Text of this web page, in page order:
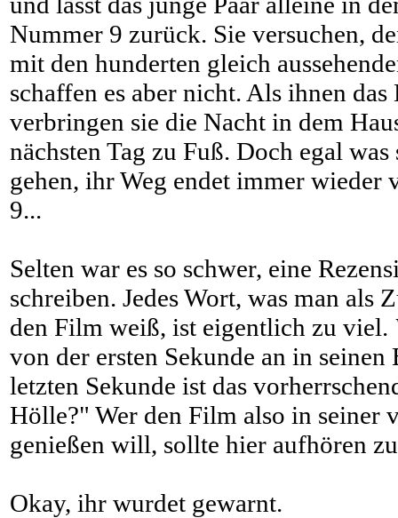
Nummer 9 zurück. Sie versuchen,
mit den hunderten gleich
schaffen es aber nicht. Als ihnen das
verbringen sie die Nacht in dem
nächsten Tag zu Fuß. Doch egal
gehen, ihr Weg endet immer wieder
9...
Selten war es so schwer, eine
schreiben. Jedes Wort, was man als
den Film weiß, ist eigentlich zu viel.
von der ersten Sekunde an in seinen
letzten Sekunde ist das
Hölle?" Wer den Film also in seiner
genießen will, sollte hier aufhören
Okay, ihr wurdet gewarnt.